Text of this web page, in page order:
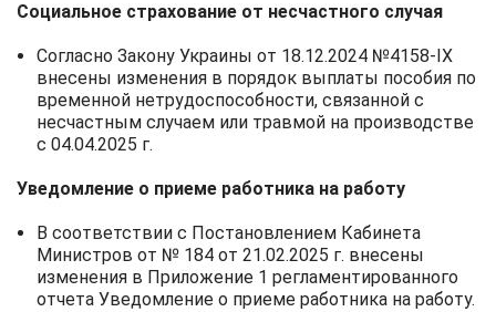
Социальное страхование от несчастного случая
Согласно Закону Украины от 18.12.2024 №4158-ІХ
внесены изменения в порядок выплаты пособия по
временной нетрудоспособности, связанной с
несчастным случаем или травмой на производстве
с 04.04.2025 г.
Уведомление о приеме работника на работу
В соответствии с Постановлением Кабинета
Министров от № 184 от 21.02.2025 г. внесены
изменения в Приложение 1 регламентированного
отчета Уведомление о приеме работника на работу.